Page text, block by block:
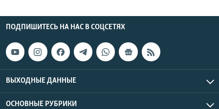
ПОДПИШИТЕСЬ НА НАС В СОЦСЕТЯХ
ВЫХОДНЫЕ ДАННЫЕ
ОСНОВНЫЕ РУБРИКИ